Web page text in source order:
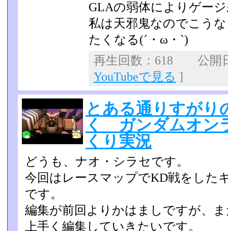
GLAの弱体によりゲー
私は天邪鬼なのでこう
たくなる(´・ω・`)
再生回数：618 公開
YouTubeで見る ]
とある通りすがり
く ガンダムオン
くり実況
どうも、ナオ・シラセです。
今回はレースマップでKD戦をした
です。
編集が前回よりかはましですが、
上手く編集していきたいです。